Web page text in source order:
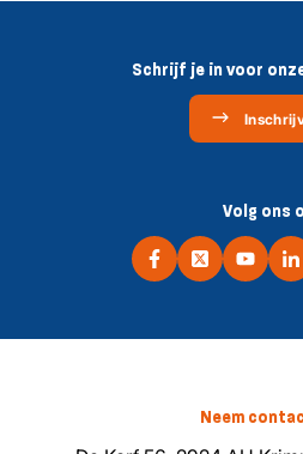
Schrijf je in voor
Volg ons
Neem